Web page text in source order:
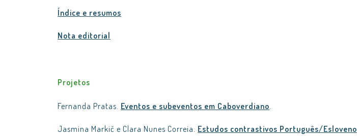
Índice e resumos
Nota editorial
Projetos
Fernanda Pratas. Eventos e subeventos em Caboverdiano.
Jasmina Markič e Clara Nunes Correia. Estudos contrastivos Português/Esloveno